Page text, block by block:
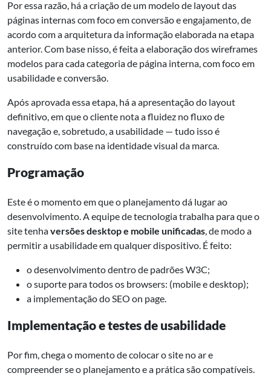
Por essa razão, há a criação de um modelo de layout das
páginas internas com foco em conversão e engajamento, de
acordo com a arquitetura da informação elaborada na etapa
anterior. Com base nisso, é feita a elaboração dos wireframes
modelos para cada categoria de página interna, com foco em
usabilidade e conversão.
Após aprovada essa etapa, há a apresentação do layout
definitivo, em que o cliente nota a fluidez no fluxo de
navegação e, sobretudo, a usabilidade — tudo isso é
construído com base na identidade visual da marca.
Programação
Este é o momento em que o planejamento dá lugar ao
desenvolvimento. A equipe de tecnologia trabalha para que o
site tenhaversões desktop e mobile unificadas, de modo a
permitir a usabilidade em qualquer dispositivo. É feito:
o desenvolvimento dentro de padrões W3C;
o suporte para todos os browsers: (mobile e desktop);
a implementação do SEO on page.
Implementação e testes de usabilidade
Por fim, chega o momento de colocar o site no ar e
compreender se o planejamento e a prática são compatíveis.